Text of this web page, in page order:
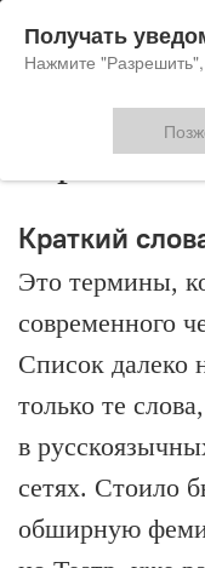
Краткий
Это термины,
современного
Список далеко
только те
в
сетях. Стоило
обширную
Получать
Нажмите